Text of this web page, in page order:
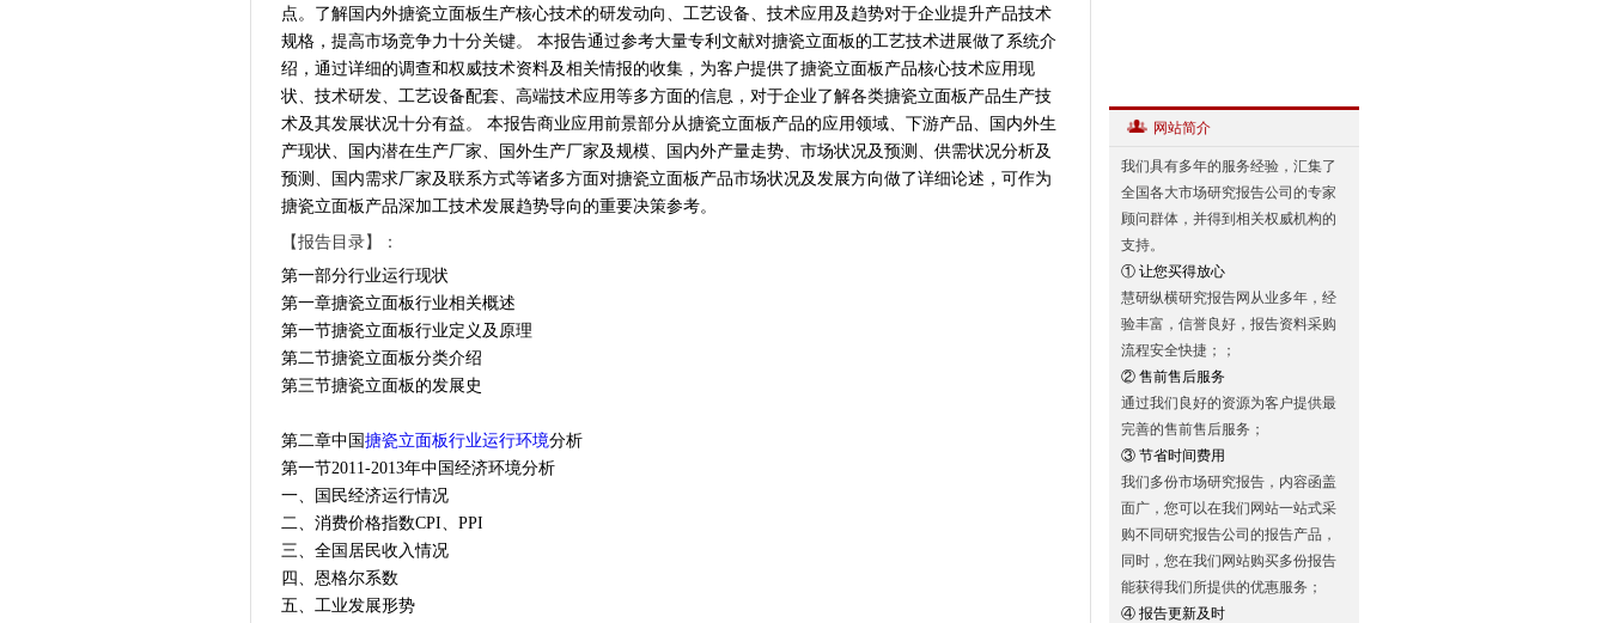
点。了解国内外搪瓷立面板生产核心技术的研发动向、工艺设备、技术应用及趋势对于企业提升产品技术
规格，提高市场竞争力十分关键。 本报告通过参考大量专利文献对搪瓷立面板的工艺技术进展做了系统介
绍，通过详细的调查和权威技术资料及相关情报的收集，为客户提供了搪瓷立面板产品核心技术应用现
状、技术研发、工艺设备配套、高端技术应用等多方面的信息，对于企业了解各类搪瓷立面板产品生产技
术及其发展状况十分有益。 本报告商业应用前景部分从搪瓷立面板产品的应用领域、下游产品、国内外生
产现状、国内潜在生产厂家、国外生产厂家及规模、国内外产量走势、市场状况及预测、供需状况分析及
预测、国内需求厂家及联系方式等诸多方面对搪瓷立面板产品市场状况及发展方向做了详细论述，可作为
搪瓷立面板产品深加工技术发展趋势导向的重要决策参考。
【报告目录】：
第一部分行业运行现状
第一章搪瓷立面板行业相关概述
第一节搪瓷立面板行业定义及原理
第二节搪瓷立面板分类介绍
第三节搪瓷立面板的发展史
第二章中国 搪瓷立面板行业运行环境分析
第一节2011-2013年中国经济环境分析
一、国民经济运行情况
二、消费价格指数CPI、PPI
三、全国居民收入情况
四、恩格尔系数
五、工业发展形势
网站简介
我们具有多年的服务经验，汇集了
全国各大市场研究报告公司的专家
顾问群体，并得到相关权威机构的
支持。
① 让您买得放心
慧研纵横研究报告网从业多年，经
验丰富，信誉良好，报告资料采购
流程安全快捷；；
② 售前售后服务
通过我们良好的资源为客户提供最
完善的售前售后服务；
③ 节省时间费用
我们多份市场研究报告，内容函盖
面广，您可以在我们网站一站式采
购不同研究报告公司的报告产品，
同时，您在我们网站购买多份报告
能获得我们所提供的优惠服务；
④ 报告更新及时